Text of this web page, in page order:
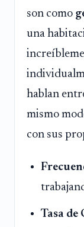
son como
una
hablan
mismo
con sus
Tasa